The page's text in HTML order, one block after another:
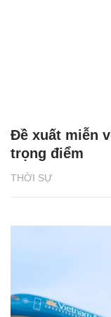
THỜI SỰ
Đề xuất miễn
trọng điểm